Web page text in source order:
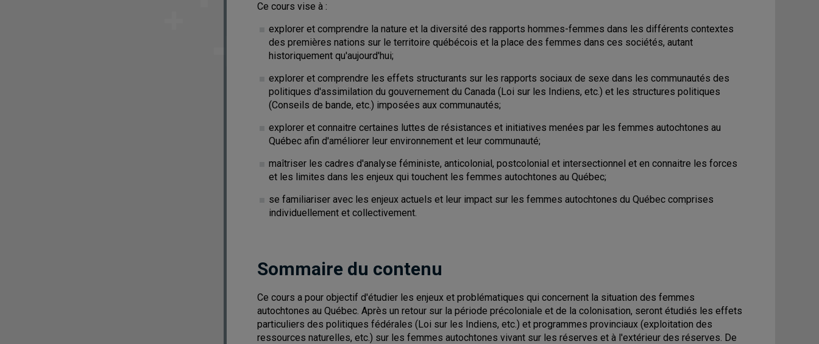
Ce cours vise à :
explorer et comprendre la nature et la diversité des rapports hommes-femmes dans les différents contextes
des premières nations sur le territoire québécois et la place des femmes dans ces sociétés, autant
historiquement qu'aujourd'hui;
explorer et comprendre les effets structurants sur les rapports sociaux de sexe dans les communautés des
politiques d'assimilation du gouvernement du Canada (Loi sur les Indiens, etc.) et les structures politiques
(Conseils de bande, etc.) imposées aux communautés;
explorer et connaitre certaines luttes de résistances et initiatives menées par les femmes autochtones au
Québec afin d'améliorer leur environnement et leur communauté;
maîtriser les cadres d'analyse féministe, anticolonial, postcolonial et intersectionnel et en connaitre les forces
et les limites dans les enjeux qui touchent les femmes autochtones au Québec;
se familiariser avec les enjeux actuels et leur impact sur les femmes autochtones du Québec comprises
individuellement et collectivement.
Sommaire du contenu
Ce cours a pour objectif d'étudier les enjeux et problématiques qui concernent la situation des femmes
autochtones au Québec. Après un retour sur la période précoloniale et de la colonisation, seront étudiés les effets
particuliers des politiques fédérales (Loi sur les Indiens, etc.) et programmes provinciaux (exploitation des
ressources naturelles, etc.) sur les femmes autochtones vivant sur les réserves et à l'extérieur des réserves. De